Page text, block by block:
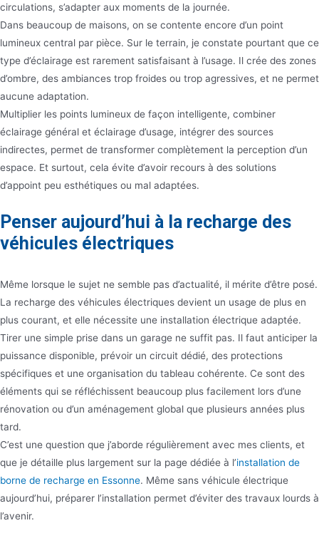
circulations, s’adapter aux moments de la journée.
Dans beaucoup de maisons, on se contente encore d’un point
lumineux central par pièce. Sur le terrain, je constate pourtant que ce
type d’éclairage est rarement satisfaisant à l’usage. Il crée des zones
d’ombre, des ambiances trop froides ou trop agressives, et ne permet
aucune adaptation.
Multiplier les points lumineux de façon intelligente, combiner
éclairage général et éclairage d’usage, intégrer des sources
indirectes, permet de transformer complètement la perception d’un
espace. Et surtout, cela évite d’avoir recours à des solutions
d’appoint peu esthétiques ou mal adaptées.
Penser aujourd’hui à la recharge des
véhicules électriques
Même lorsque le sujet ne semble pas d’actualité, il mérite d’être posé.
La recharge des véhicules électriques devient un usage de plus en
plus courant, et elle nécessite une installation électrique adaptée.
Tirer une simple prise dans un garage ne suffit pas. Il faut anticiper la
puissance disponible, prévoir un circuit dédié, des protections
spécifiques et une organisation du tableau cohérente. Ce sont des
éléments qui se réfléchissent beaucoup plus facilement lors d’une
rénovation ou d’un aménagement global que plusieurs années plus
tard.
C’est une question que j’aborde régulièrement avec mes clients, et
que je détaille plus largement sur la page dédiée à l’installation de
borne de recharge en Essonne. Même sans véhicule électrique
aujourd’hui, préparer l’installation permet d’éviter des travaux lourds à
l’avenir.